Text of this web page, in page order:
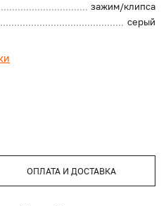
зажим/клипса
серый
ОПЛАТА И ДОСТАВКА